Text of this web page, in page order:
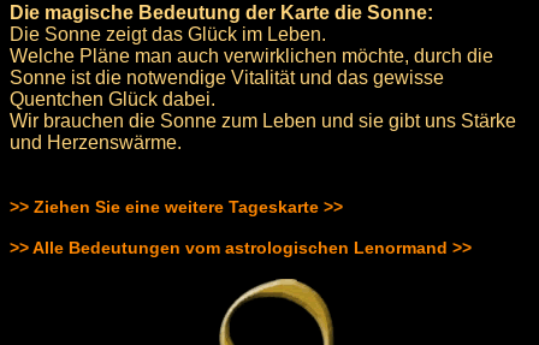
Die magische Bedeutung der Karte die Sonne:
Die Sonne zeigt das Glück im Leben.
Welche Pläne man auch verwirklichen möchte, durch die
Sonne ist die notwendige Vitalität und das gewisse
Quentchen Glück dabei.
Wir brauchen die Sonne zum Leben und sie gibt uns Stärke
und Herzenswärme.
>> Ziehen Sie eine weitere Tageskarte >>
>> Alle Bedeutungen vom astrologischen Lenormand >>